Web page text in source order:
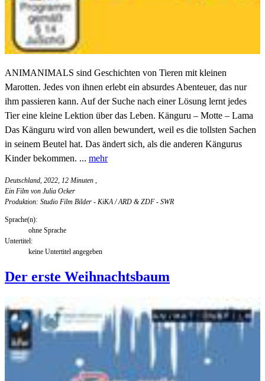
ANIMANIMALS sind Geschichten von Tieren mit kleinen
Marotten. Jedes von ihnen erlebt ein absurdes Abenteuer, das nur
ihm passieren kann. Auf der Suche nach einer Lösung lernt jedes
Tier eine kleine Lektion über das Leben. Känguru – Motte – Lama
Das Känguru wird von allen bewundert, weil es die tollsten Sachen
in seinem Beutel hat. Das ändert sich, als die anderen Kängurus
Kinder bekommen. ... mehr
Deutschland, 2022, 12 Minuten ,
Ein Film von Julia Ocker
Produktion: Studio Film Bilder - KiKA / ARD & ZDF - SWR
Sprache(n):
ohne Sprache
Untertitel:
keine Untertitel angegeben
Der erste Weihnachtsbaum